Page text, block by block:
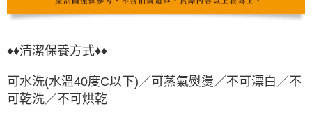
♦♦清潔保養方式♦♦
可水洗(水溫40度C以下)／可蒸氣熨燙／不可漂白／不
可乾洗／不可烘乾